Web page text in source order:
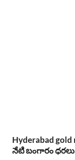
Hyderabad
నేటి బంగారం ధరలు